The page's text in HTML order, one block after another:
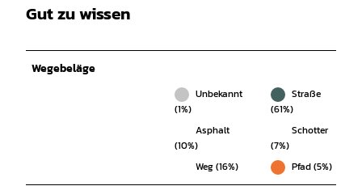
Gut zu wissen
Wegebeläge
Unbekannt
(1%)
Straße
(61%)
Asphalt
(10%)
Schotter
(7%)
Weg (16%)
Pfad (5%)